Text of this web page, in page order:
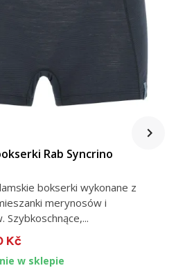
Rab Syncrino
bokserki wykonane z
merynosów i
Szybkoschnące,...
Kč
w sklepie